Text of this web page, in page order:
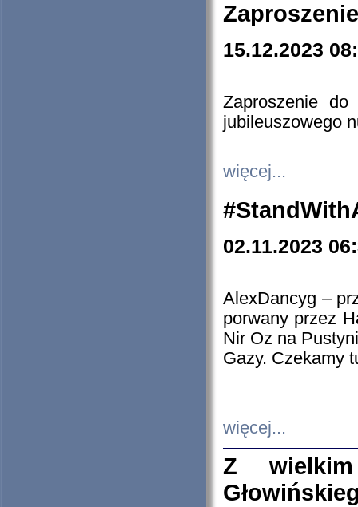
15.12.2023
Zaproszenie do
jubileuszowego
więcej...
02.11.2023
AlexDancyg –
porwany przez
Nir Oz na
Gazy. Czekamy
więcej...
Z